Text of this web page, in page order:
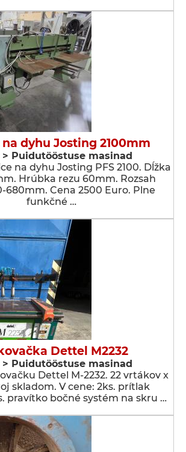
dyhu Josting 2100mm
Puidutööstuse masinad
na dyhu Josting PFS 2100. Dĺžka
Hrúbka rezu 60mm. Rozsah
680mm. Cena 2500 Euro. Plne
funkčné …
Dettel M2232
Puidutööstuse masinad
Dettel M-2232. 22 vrtákov x
skladom. V cene: 2ks. prítlak
pravítko bočné systém na skru …